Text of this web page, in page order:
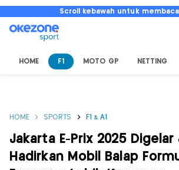
Scroll kebawah untuk membaca
HOME F1 MOTO GP NETTING
HOME SPORTS F1 & A1
Jakarta E-Prix 2025 Digelar
Hadirkan Mobil Balap